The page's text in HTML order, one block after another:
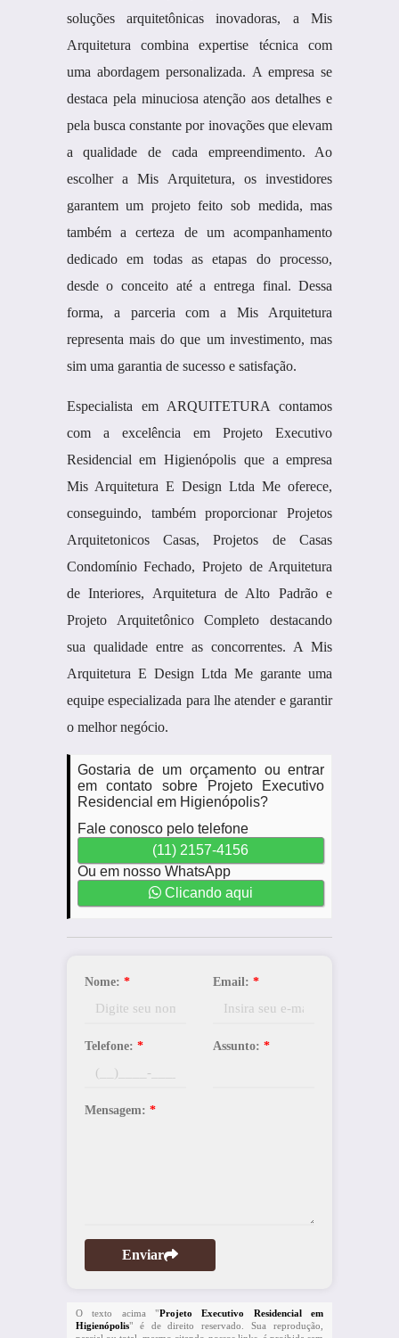
soluções arquitetônicas inovadoras, a Mis
Arquitetura combina expertise técnica com
uma abordagem personalizada. A empresa se
destaca pela minuciosa atenção aos detalhes e
pela busca constante por inovações que elevam
a qualidade de cada empreendimento. Ao
escolher a Mis Arquitetura, os investidores
garantem um projeto feito sob medida, mas
também a certeza de um acompanhamento
dedicado em todas as etapas do processo,
desde o conceito até a entrega final. Dessa
forma, a parceria com a Mis Arquitetura
representa mais do que um investimento, mas
sim uma garantia de sucesso e satisfação.
Especialista em ARQUITETURA contamos
com a excelência em Projeto Executivo
Residencial em Higienópolis que a empresa
Mis Arquitetura E Design Ltda Me oferece,
conseguindo, também proporcionar Projetos
Arquitetonicos Casas, Projetos de Casas
Condomínio Fechado, Projeto de Arquitetura
de Interiores, Arquitetura de Alto Padrão e
Projeto Arquitetônico Completo destacando
sua qualidade entre as concorrentes. A Mis
Arquitetura E Design Ltda Me garante uma
equipe especializada para lhe atender e garantir
o melhor negócio.
Gostaria de um orçamento ou entrar
em contato sobre Projeto Executivo
Residencial em Higienópolis?
Fale conosco pelo telefone
(11) 2157-4156
Ou em nosso WhatsApp
Clicando aqui
Nome: * Email: *
Telefone: * Assunto: *
Mensagem: *
Enviar
O texto acima "Projeto Executivo Residencial em
Higienópolis" é de direito reservado. Sua reprodução,